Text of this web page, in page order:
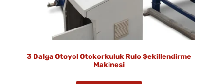
3 Dalga Otoyol Otokorkuluk Rulo Şekillendirme
Makinesi